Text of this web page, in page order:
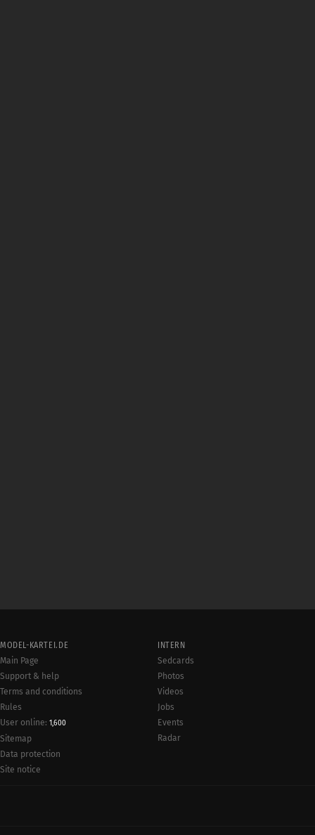
MODEL-KARTEI.DE
Main Page
Support & help
Terms and conditions
Rules
User online: 1,600
Sitemap
Data protection
Site notice
INTERN
Sedcards
Photos
Videos
Jobs
Events
Radar